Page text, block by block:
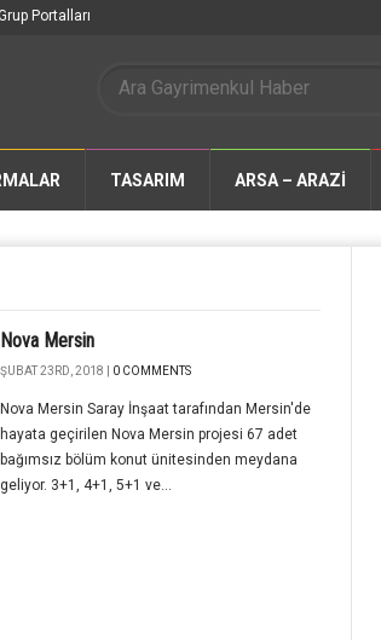
Portalları
TASARIM ARSA – ARAZİ
Nova Mersin
ŞUBAT 23RD, 2018 | 0 COMMENTS
Nova Mersin Saray İnşaat tarafından Mersin'de
hayata geçirilen Nova Mersin projesi 67 adet
bağımsız bölüm konut ünitesinden meydana
geliyor. 3+1, 4+1, 5+1 ve...